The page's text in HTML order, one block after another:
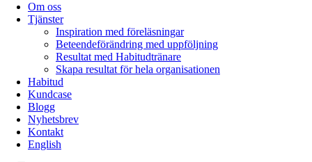
Om oss
Tjänster
Inspiration med föreläsningar
Beteendeförändring med uppföljning
Resultat med Habitudtränare
Skapa resultat för hela organisationen
Habitud
Kundcase
Blogg
Nyhetsbrev
Kontakt
English